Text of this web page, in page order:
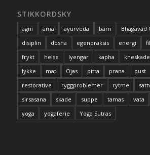
STIKKORDSKY
agni ama ayurveda barn Bhagavad
disiplin
dosha egenpraksis energi
frykt
helse Iyengar kapha kneskade
lykke
mat Ojas pitta prana pust
restorative
ryggproblemer rytme
sirsasana
skade suppe tamas vata
yoga
yogaferie Yoga Sutras